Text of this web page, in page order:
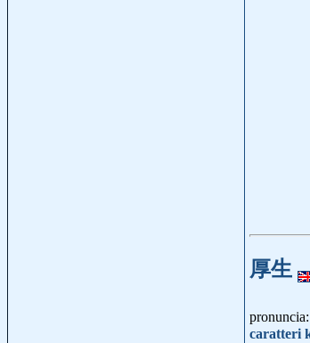
厚生
pronuncia:
caratteri